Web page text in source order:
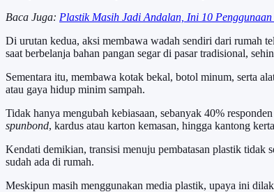
Baca Juga: Plastik Masih Jadi Andalan, Ini 10
Di urutan kedua, aksi membawa wadah sendiri dari rumah
saat berbelanja bahan pangan segar di pasar tradisional,
Sementara itu, membawa kotak bekal, botol minum, serta
atau gaya hidup minim sampah.
Tidak hanya mengubah kebiasaan, sebanyak 40%
spunbond, kardus atau karton kemasan, hingga kantong
Kendati demikian, transisi menuju pembatasan plastik tidak
sudah ada di rumah.
Meskipun masih menggunakan media plastik, upaya ini